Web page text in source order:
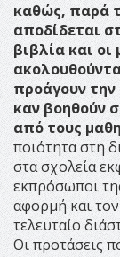
καθώς, παρά
αποδίδεται
βιβλία και
προάγουν
καν βοηθούν
από τους
ποιότητα στη
στα σχολεία
εκπρόσωποι
αφορμή και
τελευταίο
Οι προτάσεις